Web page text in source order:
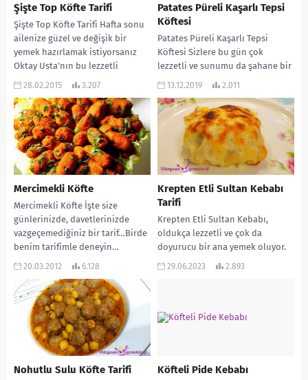
Şişte Top Köfte Tarifi
Şişte Top Köfte Tarifi Hafta sonu
ailenize güzel ve değişik bir
yemek hazırlamak istiyorsanız
Oktay Usta’nın bu lezzetli
köftelrini mutlaka...
28.02.2015 3.207
Patates Püreli Kaşarlı Tepsi
Köftesi
Patates Püreli Kaşarlı Tepsi
Köftesi Sizlere bu gün çok
lezzetli ve sunumu da şahane bir
ana yemek tarifi vermek
13.12.2019 2.011
Mercimekli Köfte
Mercimekli Köfte İşte size
günlerinizde, davetlerinizde
vazgeçemediğiniz bir tarif…Birde
benim tarifimle deneyin…
Umarım hoşunuza gider ve
olsun. MALZEMELERİ:...
20.03.2012 6.128
Krepten Etli Sultan Kebabı
Tarifi
Krepten Etli Sultan Kebabı,
oldukça lezzetli ve çok da
doyurucu bir ana yemek oluyor.
Ayrıca oldukça da yumuşak bir
29.06.2023 2.893
Nohutlu Sulu Köfte Tarifi Köfteli Pide Kebabı